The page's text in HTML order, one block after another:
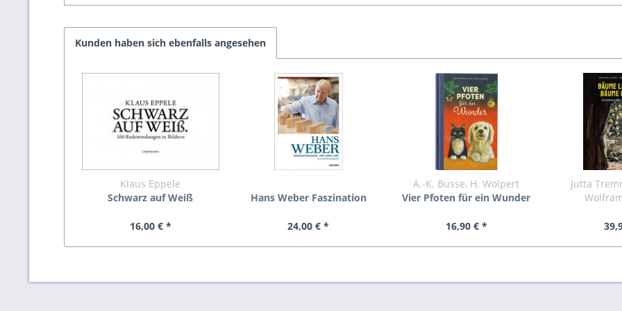
Kunden haben sich ebenfalls angesehen
Klaus Eppele
Schwarz auf Weiß
16,00 € *
Hans Weber Faszination
24,00 € *
A.-K. Busse, H. Wolpert
Vier Pfoten für ein Wunder
16,90 € *
Jutta